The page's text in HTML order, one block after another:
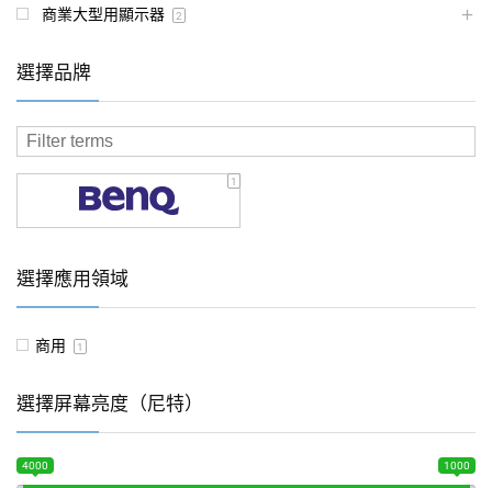
商業大型用顯示器
2
選擇品牌
1
選擇應用領域
商用 1
選擇屏幕亮度（尼特）
4000 1000